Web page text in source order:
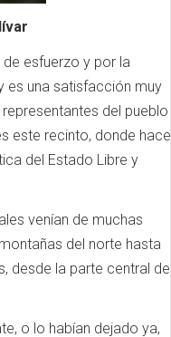
esfuerzo y por la
es una satisfacción muy
del pueblo
este recinto, donde hace
del Estado Libre y
venían de muchas
del norte hasta
desde la parte central de
o lo habían dejado ya,